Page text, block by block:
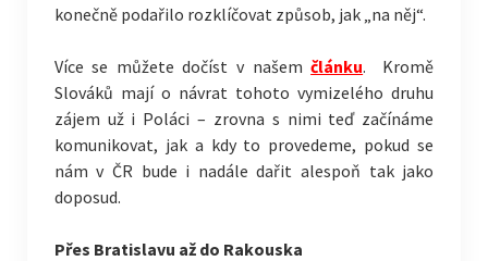
konečně podařilo rozklíčovat způsob, jak „na něj“.
Více se můžete dočíst v našemčlánku. Kromě
Slováků mají o návrat tohoto vymizelého druhu
zájem už i Poláci – zrovna s nimi teď začínáme
komunikovat, jak a kdy to provedeme, pokud se
nám v ČR bude i nadále dařit alespoň tak jako
doposud.
Přes Bratislavu až do Rakouska